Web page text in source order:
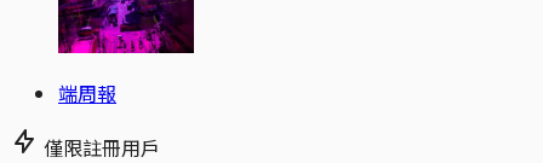
端周報
僅限註冊用戶